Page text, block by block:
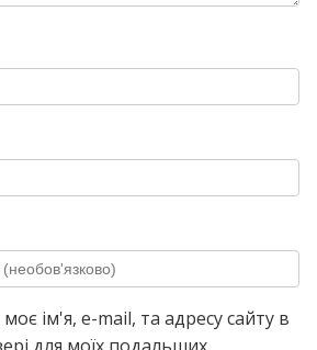
ім'я, e-mail, та адресу сайту в